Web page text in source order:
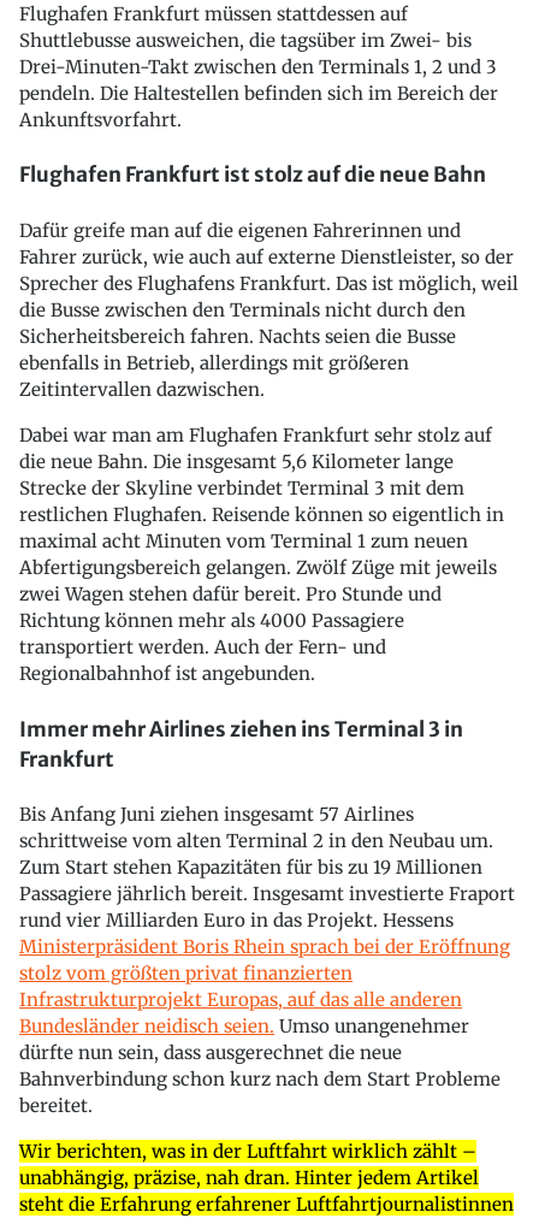
Flughafen Frankfurt müssen stattdessen auf
Shuttlebusse ausweichen, die tagsüber im Zwei- bis
Drei-Minuten-Takt zwischen den Terminals 1, 2 und 3
pendeln. Die Haltestellen befinden sich im Bereich der
Ankunftsvorfahrt.
Flughafen Frankfurt ist stolz auf die neue Bahn
Dafür greife man auf die eigenen Fahrerinnen und
Fahrer zurück, wie auch auf externe Dienstleister, so der
Sprecher des Flughafens Frankfurt. Das ist möglich, weil
die Busse zwischen den Terminals nicht durch den
Sicherheitsbereich fahren. Nachts seien die Busse
ebenfalls in Betrieb, allerdings mit größeren
Zeitintervallen dazwischen.
Dabei war man am Flughafen Frankfurt sehr stolz auf
die neue Bahn. Die insgesamt 5,6 Kilometer lange
Strecke der Skyline verbindet Terminal 3 mit dem
restlichen Flughafen. Reisende können so eigentlich in
maximal acht Minuten vom Terminal 1 zum neuen
Abfertigungsbereich gelangen. Zwölf Züge mit jeweils
zwei Wagen stehen dafür bereit. Pro Stunde und
Richtung können mehr als 4000 Passagiere
transportiert werden. Auch der Fern- und
Regionalbahnhof ist angebunden.
Immer mehr Airlines ziehen ins Terminal 3 in
Frankfurt
Bis Anfang Juni ziehen insgesamt 57 Airlines
schrittweise vom alten Terminal 2 in den Neubau um.
Zum Start stehen Kapazitäten für bis zu 19 Millionen
Passagiere jährlich bereit. Insgesamt investierte Fraport
rund vier Milliarden Euro in das Projekt. Hessens
Ministerpräsident Boris Rhein sprach bei der Eröffnung
stolz vom größten privat finanzierten
Infrastrukturprojekt Europas, auf das alle anderen
Bundesländer neidisch seien. Umso unangenehmer
dürfte nun sein, dass ausgerechnet die neue
Bahnverbindung schon kurz nach dem Start Probleme
bereitet.
Wir berichten, was in der Luftfahrt wirklich zählt –
unabhängig, präzise, nah dran. Hinter jedem Artikel
steht die Erfahrung erfahrener Luftfahrtjournalistinnen